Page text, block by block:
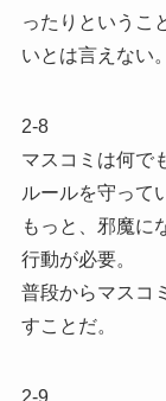
ったりというこ
いとは言えない
2-8
マスコミは何で
ルールを守って
もっと、邪魔に
行動が必要。
普段からマスコ
すことだ。
2-9